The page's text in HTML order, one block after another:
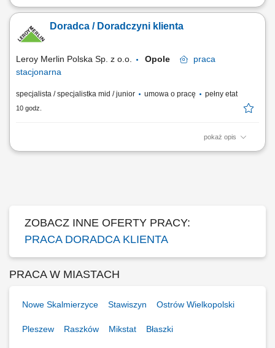
Codzienny kontakt z klientami i wsparcie ich w podejmowaniu decyzji
proponowanie najlepszych rozwiązań. Obsługa zamówień i
koordynowanie ich realizacji. Uzupełnianie produktów na półkach oraz
Doradca / Doradczyni klienta
Leroy Merlin Polska Sp. z o.o. Opole
praca
stacjonarna
specjalista / specjalistka mid / junior umowa o pracę pełny etat
10 godz.
pokaż opis
Co będziesz robić? Twój start z Buddym: przez pierwsze 4 miesiące
ZOBACZ INNE OFERTY PRACY:
PRACA DORADCA KLIENTA
PRACA W MIASTACH
Nowe Skalmierzyce Stawiszyn Ostrów Wielkopolski
Pleszew Raszków Mikstat Błaszki